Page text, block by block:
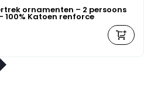
ornamenten – 2 persoons
100% Katoen renforce